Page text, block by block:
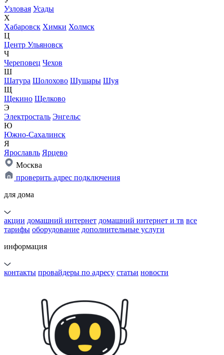
Узловая Усады
Х
Хабаровск Химки Холмск
Ц
Центр Ульяновск
Ч
Череповец Чехов
Ш
Шатура Шолохово Шушары Шуя
Щ
Щекино Щелково
Э
Электросталь Энгельс
Ю
Южно-Сахалинск
Я
Ярославль Ярцево
Москва
проверить адрес подключения
для дома
акции домашний интернет домашний интернет и тв все
тарифы оборудование дополнительные услуги
информация
контакты провайдеры по адресу статьи новости